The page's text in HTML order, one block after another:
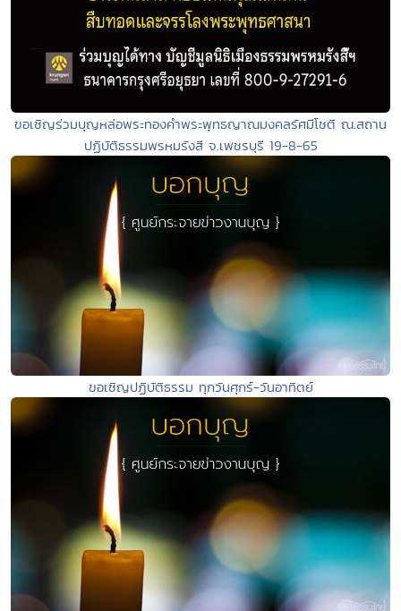
ขอเชิญร่วมบุญหล่อพระทองคำพระพุทธญาณมงคลรัศมีโชติ ณ.สถาน
ปฏิบัติธรรมพรหมรังสี จ.เพชรบุรี 19-8-65
ขอเชิญปฏิบัติธรรม ทุกวันศุกร์-วันอาทิตย์